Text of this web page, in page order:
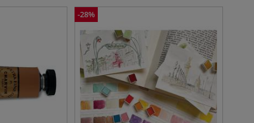
-28%